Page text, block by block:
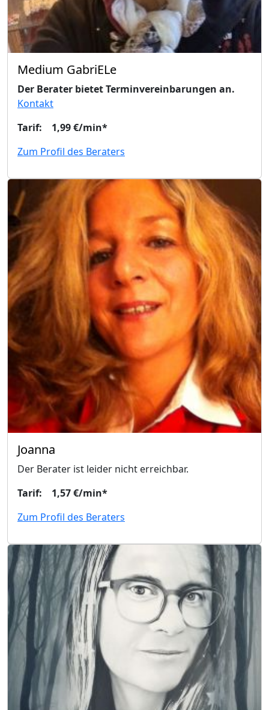
Medium GabriELe
Der Berater bietet Terminvereinbarungen an.
Kontakt
Tarif: 1,99 €/min*
Zum Profil des Beraters
Joanna
Der Berater ist leider nicht erreichbar.
Tarif: 1,57 €/min*
Zum Profil des Beraters